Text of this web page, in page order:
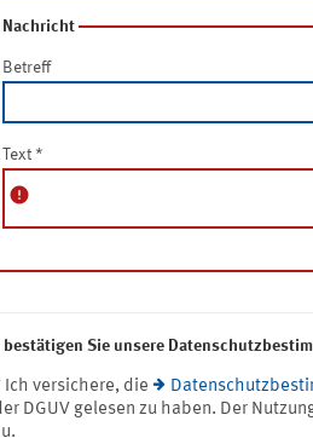
Nachricht
Betreff
Text *
error
Sie unsere
Ich versichere, die
DGUV gelesen zu haben. Der